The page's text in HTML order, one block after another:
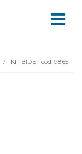
KIT BIDET cod. 9865